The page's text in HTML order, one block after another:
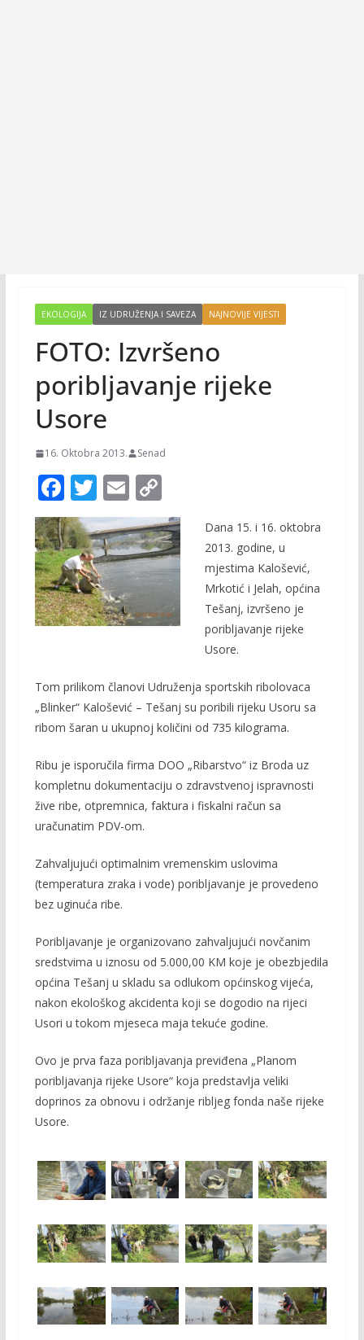
EKOLOGIJA IZ UDRUŽENJA I SAVEZA NAJNOVIJE VIJESTI
FOTO: Izvršeno
poribljavanje rijeke
Usore
16. Oktobra 2013. Senad
F
ac
e
b
o
o
T
w
itt
er
E
m
ai
l
C
o
p
y
Li
n
Dana 15. i 16. oktobra
2013. godine, u
mjestima Kalošević,
Mrkotić i Jelah, općina
Tešanj, izvršeno je
poribljavanje rijeke
Usore.
Tom prilikom članovi Udruženja sportskih ribolovaca
„Blinker“ Kalošević – Tešanj su poribili rijeku Usoru sa
ribom šaran u ukupnoj količini od 735 kilograma.
Ribu je isporučila firma DOO „Ribarstvo“ iz Broda uz
kompletnu dokumentaciju o zdravstvenoj ispravnosti
žive ribe, otpremnica, faktura i fiskalni račun sa
uračunatim PDV-om.
Zahvaljujući optimalnim vremenskim uslovima
(temperatura zraka i vode) poribljavanje je provedeno
bez uginuća ribe.
Poribljavanje je organizovano zahvaljujući novčanim
sredstvima u iznosu od 5.000,00 KM koje je obezbjedila
općina Tešanj u skladu sa odlukom općinskog vijeća,
nakon ekološkog akcidenta koji se dogodio na rijeci
Usori u tokom mjeseca maja tekuće godine.
Ovo je prva faza poribljavanja previđena „Planom
poribljavanja rijeke Usore“ koja predstavlja veliki
doprinos za obnovu i održanje ribljeg fonda naše rijeke
Usore.